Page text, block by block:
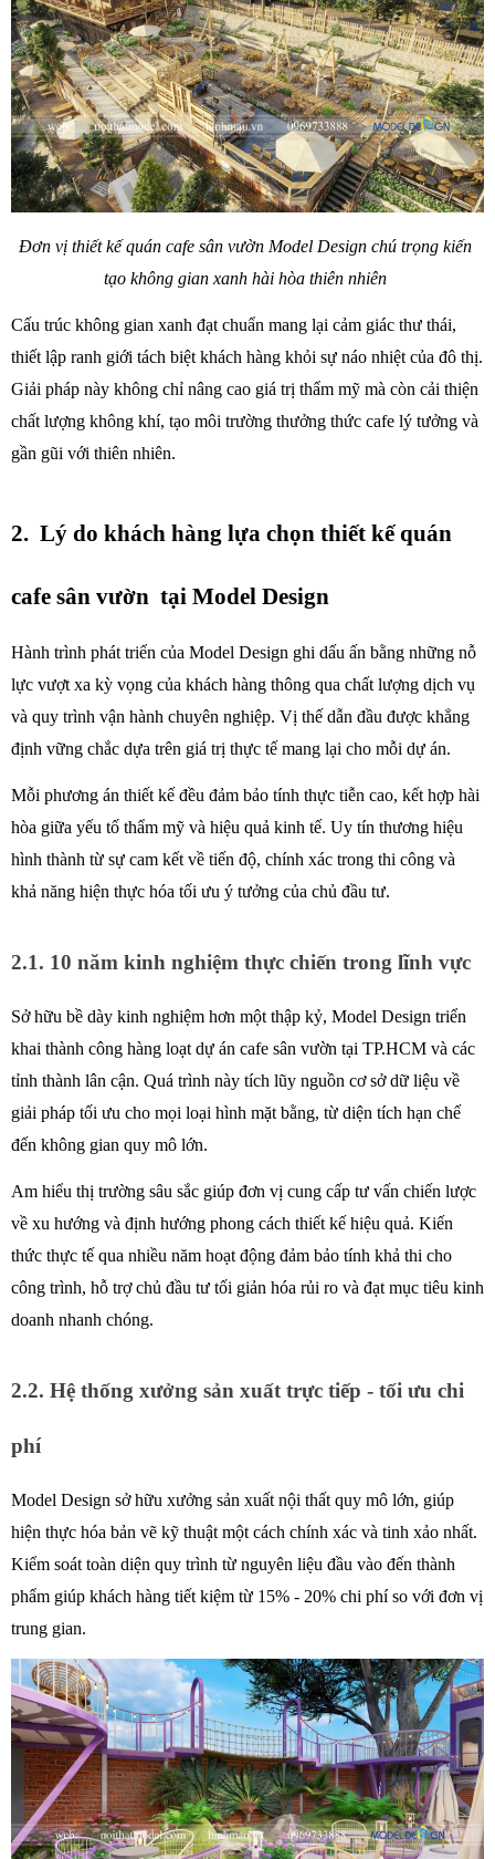
Đơn vị thiết kế quán cafe sân vườn Model Design chú trọng kiến
tạo không gian xanh hài hòa thiên nhiên
Cấu trúc không gian xanh đạt chuẩn mang lại cảm giác thư thái,
thiết lập ranh giới tách biệt khách hàng khỏi sự náo nhiệt của đô thị.
Giải pháp này không chỉ nâng cao giá trị thẩm mỹ mà còn cải thiện
chất lượng không khí, tạo môi trường thưởng thức cafe lý tưởng và
gần gũi với thiên nhiên.
2.  Lý do khách hàng lựa chọn thiết kế quán
cafe sân vườn  tại Model Design
Hành trình phát triển của Model Design ghi dấu ấn bằng những nỗ
lực vượt xa kỳ vọng của khách hàng thông qua chất lượng dịch vụ
và quy trình vận hành chuyên nghiệp. Vị thế dẫn đầu được khẳng
định vững chắc dựa trên giá trị thực tế mang lại cho mỗi dự án.
Mỗi phương án thiết kế đều đảm bảo tính thực tiễn cao, kết hợp hài
hòa giữa yếu tố thẩm mỹ và hiệu quả kinh tế. Uy tín thương hiệu
hình thành từ sự cam kết về tiến độ, chính xác trong thi công và
khả năng hiện thực hóa tối ưu ý tưởng của chủ đầu tư.
2.1. 10 năm kinh nghiệm thực chiến trong lĩnh vực
Sở hữu bề dày kinh nghiệm hơn một thập kỷ, Model Design triển
khai thành công hàng loạt dự án cafe sân vườn tại TP.HCM và các
tỉnh thành lân cận. Quá trình này tích lũy nguồn cơ sở dữ liệu về
giải pháp tối ưu cho mọi loại hình mặt bằng, từ diện tích hạn chế
đến không gian quy mô lớn.
Am hiểu thị trường sâu sắc giúp đơn vị cung cấp tư vấn chiến lược
về xu hướng và định hướng phong cách thiết kế hiệu quả. Kiến
thức thực tế qua nhiều năm hoạt động đảm bảo tính khả thi cho
công trình, hỗ trợ chủ đầu tư tối giản hóa rủi ro và đạt mục tiêu kinh
doanh nhanh chóng.
2.2. Hệ thống xưởng sản xuất trực tiếp - tối ưu chi
phí
Model Design sở hữu xưởng sản xuất nội thất quy mô lớn, giúp
hiện thực hóa bản vẽ kỹ thuật một cách chính xác và tinh xảo nhất.
Kiểm soát toàn diện quy trình từ nguyên liệu đầu vào đến thành
phẩm giúp khách hàng tiết kiệm từ 15% - 20% chi phí so với đơn vị
trung gian.